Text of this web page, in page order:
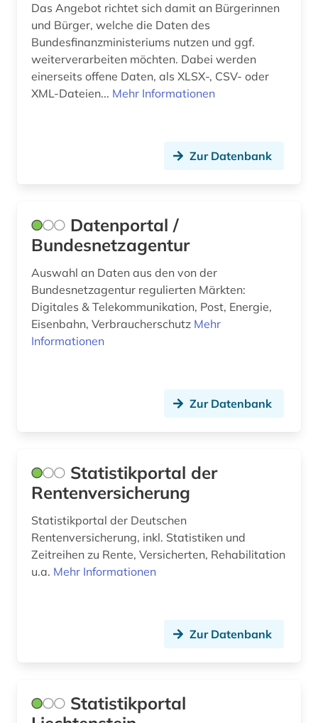
Das Angebot richtet sich damit an Bürgerinnen
und Bürger, welche die Daten des
Bundesfinanzministeriums nutzen und ggf.
weiterverarbeiten möchten. Dabei werden
einerseits offene Daten, als XLSX-, CSV- oder
XML-Dateien... Mehr Informationen
Zur Datenbank
Datenportal /
Bundesnetzagentur
Auswahl an Daten aus den von der
Bundesnetzagentur regulierten Märkten:
Digitales & Telekommunikation, Post, Energie,
Eisenbahn, Verbraucherschutz Mehr
Informationen
Zur Datenbank
Statistikportal der
Rentenversicherung
Statistikportal der Deutschen
Rentenversicherung, inkl. Statistiken und
Zeitreihen zu Rente, Versicherten, Rehabilitation
u.a. Mehr Informationen
Zur Datenbank
Statistikportal